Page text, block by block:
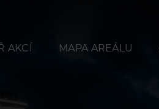
AKCÍ MAPA AREÁLU